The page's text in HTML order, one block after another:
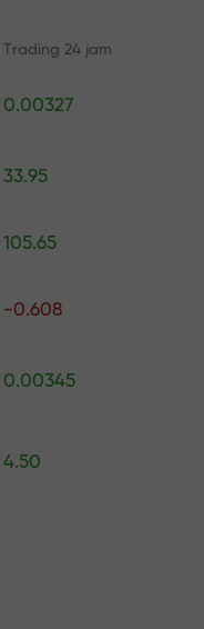
Trading 24 jam
0.00327
33.95
105.65
-0.608
0.00345
4.50
and futures